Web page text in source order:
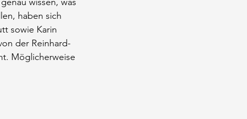
haben sich
sowie Karin
der Reinhard-
Möglicherweise